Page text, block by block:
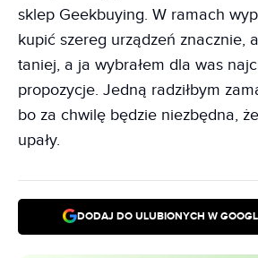
sklep Geekbuying. W ramach
kupić szereg urządzeń znacznie,
taniej, a ja wybrałem dla was
propozycje. Jedną radziłbym
bo za chwilę będzie niezbędna,
upały.
DODAJ DO ULUBIONYCH W